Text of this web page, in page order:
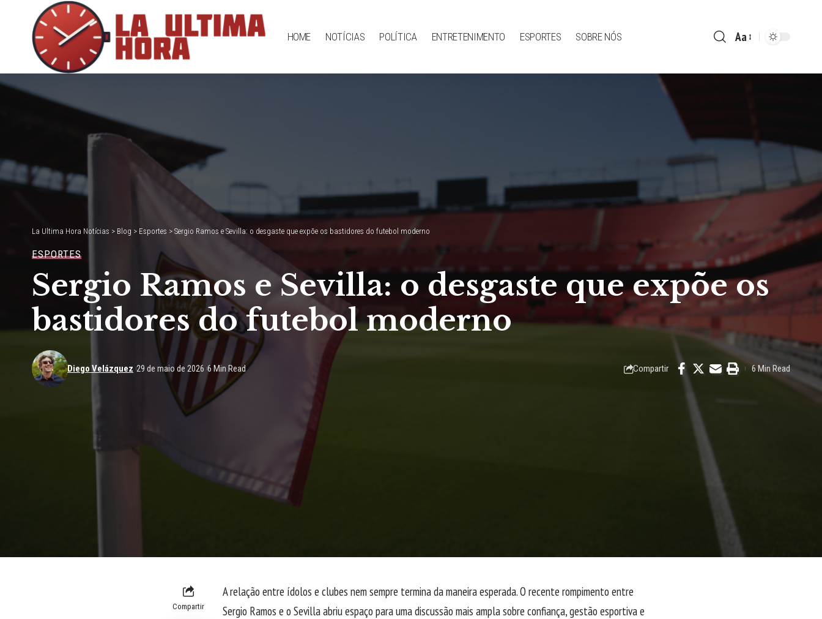
HOME NOTÍCIAS POLÍTICA ENTRETENIMENTO ESPORTES SOBRE NÓS
Font
Aa
La Ultima Hora Notícias > Blog > Esportes > Sergio Ramos e Sevilla: o desgaste que expõe os bastidores do futebol moderno
ESPORTES
Sergio Ramos e Sevilla: o desgaste que expõe os
bastidores do futebol moderno
Diego Velázquez 29 de maio de 2026 6 Min Read Compartir 6 Min Read
Compartir
A relação entre ídolos e clubes nem sempre termina da maneira esperada. O recente rompimento entre
Sergio Ramos e o Sevilla abriu espaço para uma discussão mais ampla sobre confiança, gestão esportiva e